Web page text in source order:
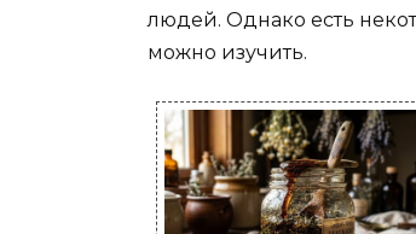
людей. Однако есть
можно изучить.